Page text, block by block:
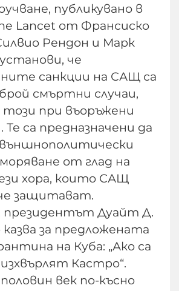
публикувано в
Lancet от Франсиско
Рендон и Марк
че
санкции на САЩ са
смъртни случаи,
този при въоръжени
са предназначени да
от глад на
хора, които САЩ
защитават.
президентът Дуайт Д.
казва за предложената
на Куба: „Ако са
Кастро“.
век по-късно